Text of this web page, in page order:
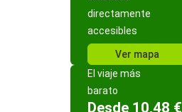
directamente
accesibles
Ver mapa
El viaje más
barato
Desde 10,48 €